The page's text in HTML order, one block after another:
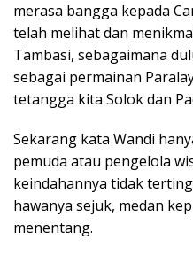
merasa bangga kepada
telah melihat dan
Tambasi, sebagaimana
sebagai permainan
tetangga kita Solok dan
Sekarang kata Wandi
pemuda atau pengelola
keindahannya tidak
hawanya sejuk, medan
menentang.